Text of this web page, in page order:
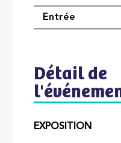
Entrée
Détail de
EXPOSITION